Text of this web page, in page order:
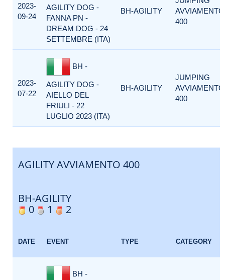
2023-
09-24
AGILITY DOG -
FANNA PN -
DREAM DOG - 24
SETTEMBRE (ITA)
BH-AGILITY
AVVIAMENTO
400
2023-
07-22
BH -
AGILITY DOG -
AIELLO DEL
FRIULI - 22
LUGLIO 2023 (ITA)
BH-AGILITY
JUMPING
AVVIAMENTO
400
AGILITY AVVIAMENTO 400
BH-AGILITY
0
1 2
DATE EVENT TYPE CATEGORY
BH -